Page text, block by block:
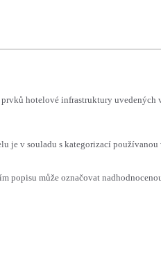
hotelové infrastruktury uvedených
je v souladu s kategorizací
popisu může označovat